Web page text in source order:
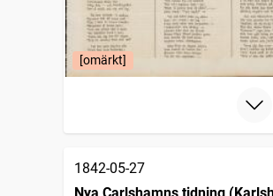
[omärkt]
1842-05-27